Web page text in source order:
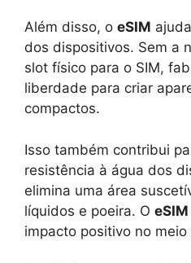
Além disso, o eSIM
dos dispositivos. Sem a
slot físico para o SIM,
liberdade para criar
compactos.
Isso também contribui
resistência à água dos
elimina uma área
líquidos e poeira. O eSIM
impacto positivo no